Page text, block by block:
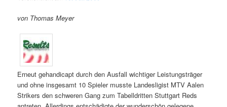
von Thomas Meyer
Erneut gehandicapt durch den Ausfall wichtiger Leistungsträger
und ohne insgesamt 10 Spieler musste Landesligist MTV Aalen
Strikers den schweren Gang zum Tabelldritten Stuttgart Reds